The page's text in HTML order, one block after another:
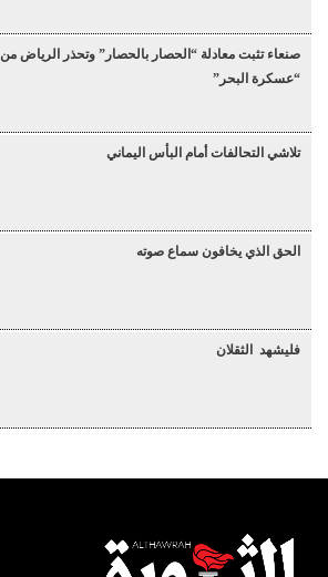
صنعاء تثبت معادلة “الحصار بالحصار” وتحذر الرياض من
“عسكرة البحر”
تلاشي التحالفات أمام البأس اليماني
الحق الذي يخافون سماع صوته
فليشهد الثقلان